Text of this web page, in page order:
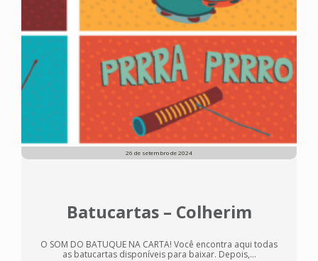
26 de setembro de 2024
Batucartas – Colherim
O SOM DO BATUQUE NA CARTA! Você encontra aqui todas
as batucartas disponíveis para baixar. Depois,...